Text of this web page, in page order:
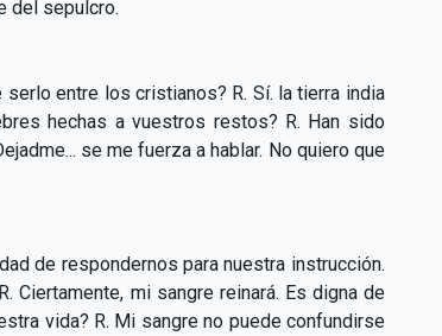
del sepulcro.
entre los cristianos? R. Sí. la tierra india
hechas a vuestros restos? R. Han sido
se me fuerza a hablar. No quiero que
de respondernos para nuestra instrucción.
Ciertamente, mi sangre reinará. Es digna de
vida? R. Mi sangre no puede confundirse